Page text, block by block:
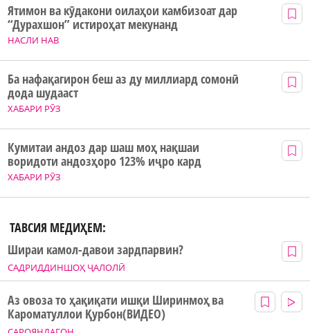
НАСЛИ НАВ
Ятимон ва кӯдакони оилаҳои камбизоат дар
“Дурахшон” истироҳат мекунанд
ХАБАРИ РӮЗ
Ба нафақагирон беш аз ду миллиард сомонӣ
дода шудааст
ХАБАРИ РӮЗ
Кумитаи андоз дар шаш моҳ нақшаи
воридоти андозҳоро 123% иҷро кард
ТАВСИЯ МЕДИҲЕМ:
САДРИДДИНШОҲ ҶАЛОЛӢ
Шираи камол-давои зардпарвин?
Аз овоза то ҳақиқати ишқи Ширинмоҳ ва
Кароматуллои Қурбон(ВИДЕО)